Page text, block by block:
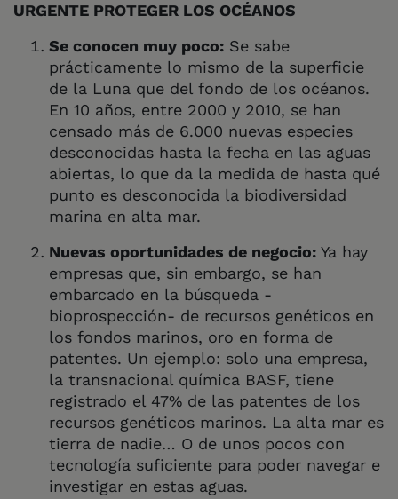
URGENTE PROTEGER LOS OCÉANOS
Se conocen muy poco: Se sabe
prácticamente lo mismo de la superficie
de la Luna que del fondo de los océanos.
En 10 años, entre 2000 y 2010, se han
censado más de 6.000 nuevas especies
desconocidas hasta la fecha en las aguas
abiertas, lo que da la medida de hasta qué
punto es desconocida la biodiversidad
marina en alta mar.
Nuevas oportunidades de negocio: Ya hay
empresas que, sin embargo, se han
embarcado en la búsqueda -
bioprospección- de recursos genéticos en
los fondos marinos, oro en forma de
patentes. Un ejemplo: solo una empresa,
la transnacional química BASF, tiene
registrado el 47% de las patentes de los
recursos genéticos marinos. La alta mar es
tierra de nadie… O de unos pocos con
tecnología suficiente para poder navegar e
investigar en estas aguas.